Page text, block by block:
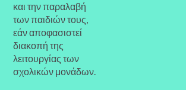
και την παραλαβή
των παιδιών τους,
εάν αποφασιστεί
διακοπή της
λειτουργίας των
σχολικών μονάδων.